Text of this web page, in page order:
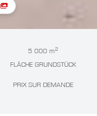
5 000 m2
FLÄCHE GRUNDSTÜCK
PRIX SUR DEMANDE